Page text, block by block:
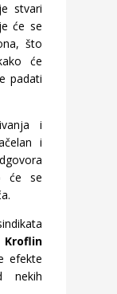
stvari
će se
što
će
padati
i
i
će se
Kroflin
efekte
nekih